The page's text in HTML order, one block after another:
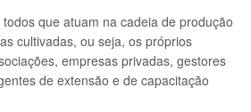
que atuam na cadeia de produção
cultivadas, ou seja, os próprios
empresas privadas, gestores
de extensão e de capacitação